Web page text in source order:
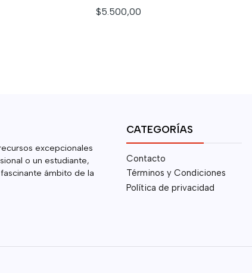
$5.500,00
excepcionales
o un estudiante,
ámbito de la
CATEGORÍAS
Contacto
Términos y Condiciones
Política de privacidad